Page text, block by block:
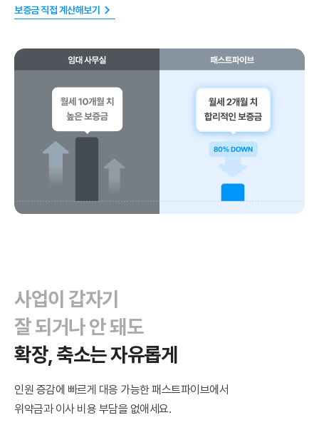
보증금 직접 계산해보기
사업이 갑자기
잘 되거나 안 돼도
확장, 축소는 자유롭게
인원 증감에 빠르게 대응 가능한 패스트파이브에서
위약금과 이사 비용 부담을 없애세요.